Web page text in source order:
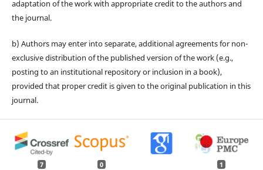
adaptation of the work with appropriate credit to the authors and
the journal.
b) Authors may enter into separate, additional agreements for non-
exclusive distribution of the published version of the work (e.g.,
posting to an institutional repository or inclusion in a book),
provided that proper credit is given to the original publication in this
journal.
7 0 1